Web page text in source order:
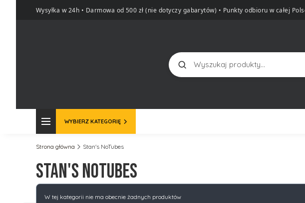
Wysyłka w 24h • Darmowa od 500 zł (nie dotyczy gabarytów) • Punkty odbioru w całej
Szukaj
WYBIERZ KATEGORIĘ
Strona główna Stan's NoTubes
Stan's NoTubes
Lista produktów
W tej kategorii nie ma obecnie żadnych produktów